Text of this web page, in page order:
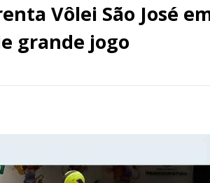
Vôlei São José
grande jogo